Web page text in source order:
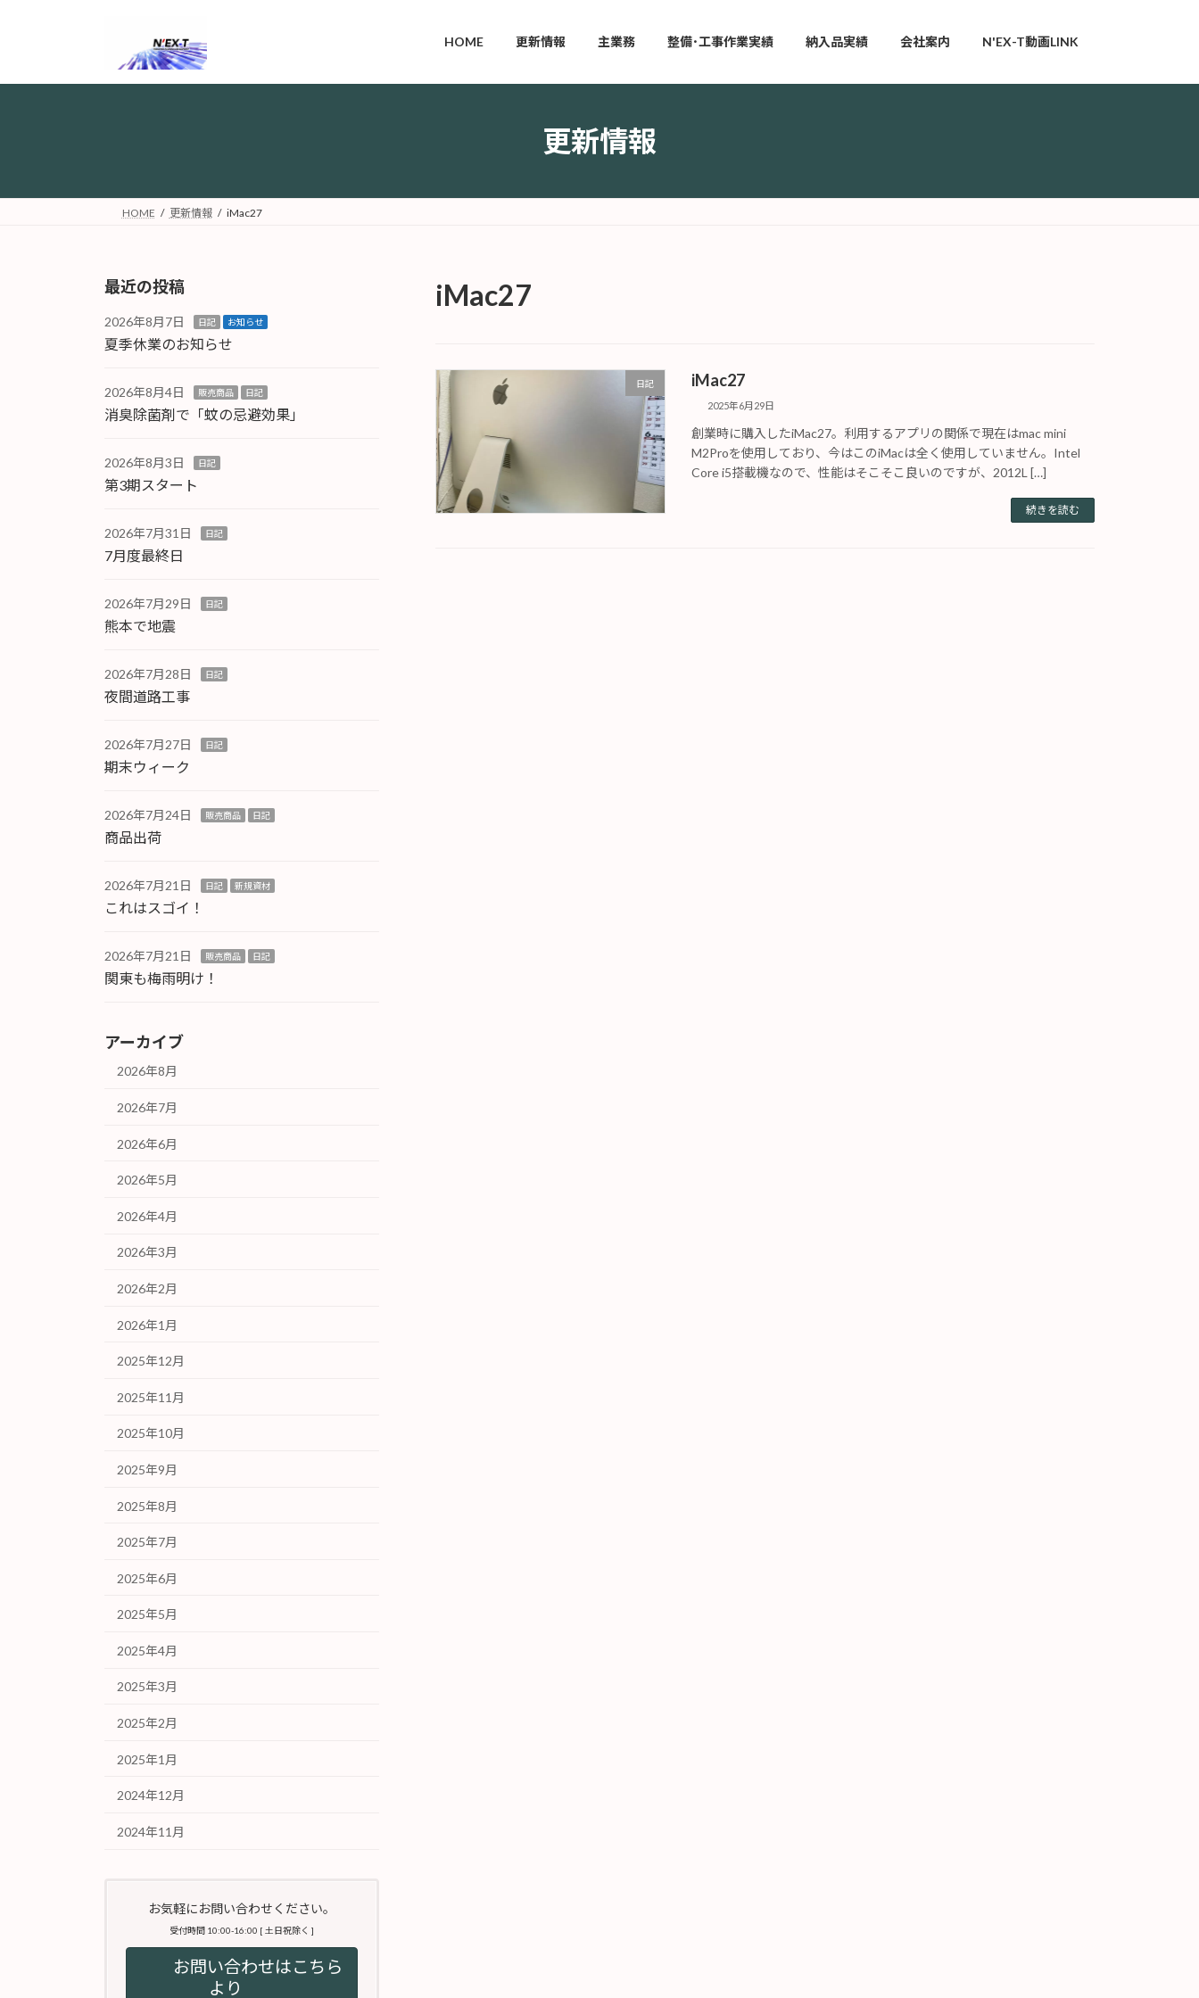
プ
動
HOME 更新情報 主業務 整備･工事作業実績 納入品実績 会社案内 N'EX-T動画LINK
更新情報
HOME 更新情報 iMac27
iMac27
日記 iMac27
2025年6月29日
創業時に購入したiMac27。利用するアプリの関係で現在はmac mini
M2Proを使用しており、今はこのiMacは全く使用していません。Intel
Core i5搭載機なので、性能はそこそこ良いのですが、2012L […]
続きを読む
最近の投稿
2026年8月7日 日記 お知らせ
夏季休業のお知らせ
2026年8月4日 販売商品 日記
消臭除菌剤で「蚊の忌避効果」
2026年8月3日 日記
第3期スタート
2026年7月31日 日記
7月度最終日
2026年7月29日 日記
熊本で地震
2026年7月28日 日記
夜間道路工事
2026年7月27日 日記
期末ウィーク
2026年7月24日 販売商品 日記
商品出荷
2026年7月21日 日記 新規資材
これはスゴイ！
2026年7月21日 販売商品 日記
関東も梅雨明け！
アーカイブ
2026年8月
2026年7月
2026年6月
2026年5月
2026年4月
2026年3月
2026年2月
2026年1月
2025年12月
2025年11月
2025年10月
2025年9月
2025年8月
2025年7月
2025年6月
2025年5月
2025年4月
2025年3月
2025年2月
2025年1月
2024年12月
2024年11月
お気軽にお問い合わせください。
受付時間 10:00-16:00 [ 土日祝除く ]
お問い合わせはこちら
より